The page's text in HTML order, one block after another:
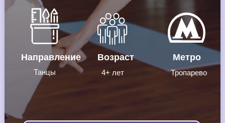
Направление
Танцы
Возраст
4+ лет
Метро
Тропарево